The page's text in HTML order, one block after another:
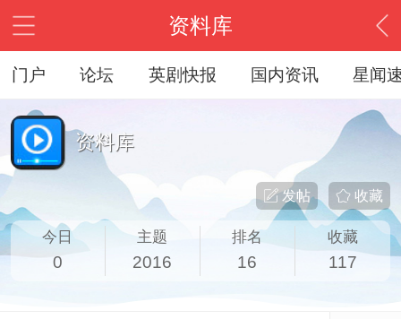
资料库
门户 论坛 英剧快报 国内资讯 星闻
资料库
收藏
发帖
今日
0
主题
2016
排名
16
收藏
117